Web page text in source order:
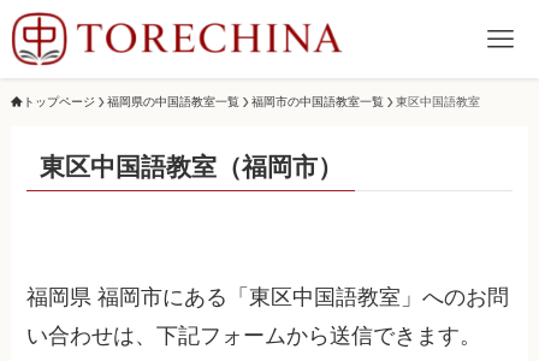
トップページ 福岡県の中国語教室一覧 福岡市の中国語教室一覧 東区中国語教室
東区中国語教室（福岡市）
福岡県 福岡市にある「東区中国語教室」へのお問
い合わせは、下記フォームから送信できます。